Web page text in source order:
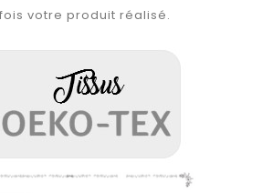
votre produit réalisé.